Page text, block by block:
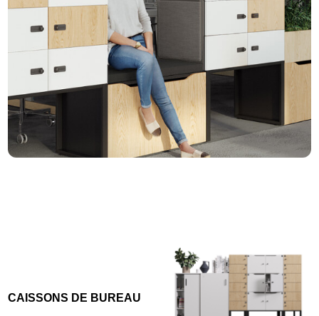
CAISSONS DE BUREAU